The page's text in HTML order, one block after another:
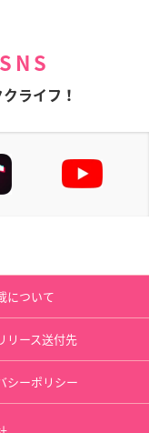
ライフ！
について
リース送付先
シーポリシー